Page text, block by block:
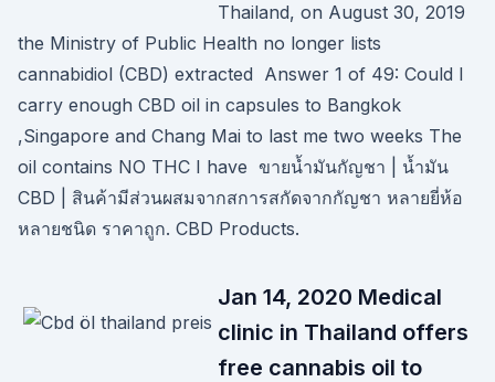
Thailand, on August 30, 2019
the Ministry of Public Health no longer lists
cannabidiol (CBD) extracted Answer 1 of 49: Could I
carry enough CBD oil in capsules to Bangkok
,Singapore and Chang Mai to last me two weeks The
oil contains NO THC I have ขายน้ำมันกัญชา | น้ำมัน
CBD | สินค้ามีส่วนผสมจากสการสกัดจากกัญชา หลายยี่ห้อ
หลายชนิด ราคาถูก. CBD Products.
Jan 14, 2020 Medical
clinic in Thailand offers
free cannabis oil to